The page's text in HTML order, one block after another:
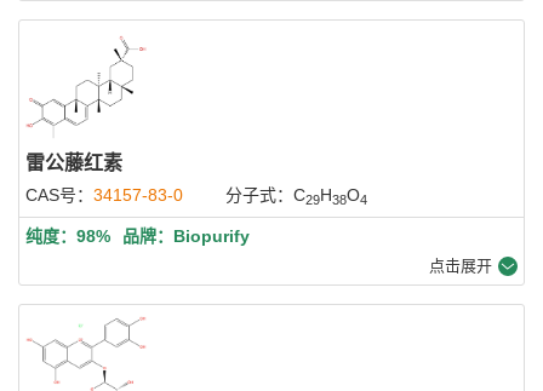
雷公藤红素
CAS号： 34157-83-0 分子式：C29H38O4
纯度：98% 品牌：Biopurify
点击展开